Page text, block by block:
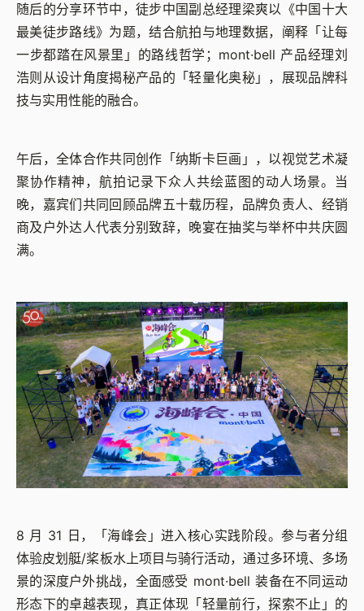
随后的分享环节中，徒步中国副总经理梁爽以《中国十大
最美徒步路线》为题，结合航拍与地理数据，阐释「让每
一步都踏在风景里」的路线哲学；mont·bell 产品经理刘
浩则从设计角度揭秘产品的「轻量化奥秘」，展现品牌科
技与实用性能的融合。
午后，全体合作共同创作「纳斯卡巨画」，以视觉艺术凝
聚协作精神，航拍记录下众人共绘蓝图的动人场景。当
晚，嘉宾们共同回顾品牌五十载历程，品牌负责人、经销
商及户外达人代表分别致辞，晚宴在抽奖与举杯中共庆圆
满。
8 月 31 日，「海峰会」进入核心实践阶段。参与者分组
体验皮划艇/桨板水上项目与骑行活动，通过多环境、多场
景的深度户外挑战，全面感受 mont·bell 装备在不同运动
形态下的卓越表现，真正体现「轻量前行，探索不止」的